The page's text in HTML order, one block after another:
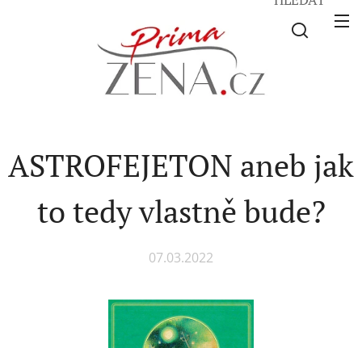
ASTROFEJETON aneb jak
to tedy vlastně bude?
07.03.2022